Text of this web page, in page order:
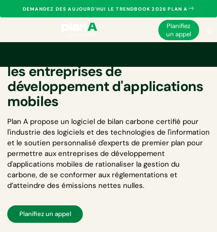
DEMANDEZ DES AUJOURD'HUI LE TRENDBOOK 2026 PLAN A
Planifiez
un appel
les entreprises de
développement d'applications
mobiles
Plan A propose un logiciel de bilan carbone certifié pour
l'industrie des logiciels et des technologies de l'information
et le soutien personnalisé d'experts de premier plan pour
permettre aux entreprises de développement
d'applications mobiles de rationaliser la gestion du
carbone, de se conformer aux réglementations et
d’atteindre des émissions nettes nulles.
Planifiez un appel